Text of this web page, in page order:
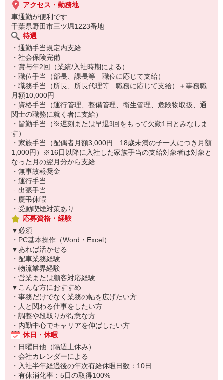
アクセス・勤務地
車通勤が便利です
千葉県野田市三ツ堀1223番地
待遇
・通勤手当規定内支給
・社会保険完備
・賞与年2回（業績/入社時期による）
・職位手当（部長、課長等 職位に応じて支給）
・職務手当（所長、所長代理等 職務に応じて支給）＋事務職
月額10,000円
・資格手当（運行管理、整備管理、衛生管理、危険物取扱、通
関士の職務に就く者に支給）
・皆勤手当（※遅刻または早退3回をもって欠勤1日とみなしま
す）
・家族手当（配偶者月額3,000円 18歳未満の子一人につき月額
1,000円）※16日以降に入社した家族手当の支給対象者は対象と
なった月の翌月分から支給
・無事故報奨金
・運行手当
・出張手当
・慶弔休暇
・受動喫煙対策あり
応募資格・経験
▼必須
・PC基本操作（Word・Excel）
▼あれば活かせる
・配車業務経験
・物流業界経験
・営業または顧客対応経験
▼こんな方におすすめ
・事務だけでなく業務の幅を広げたい方
・人と関わる仕事をしたい方
・調整や段取りが得意な方
・内勤中心でキャリアを伸ばしたい方
休日・休暇
・日曜日他（隔週土休み）
・会社カレンダーによる
・入社半年経過後の年次有給休暇日数：10日
・有休消化率：5日の取得100%